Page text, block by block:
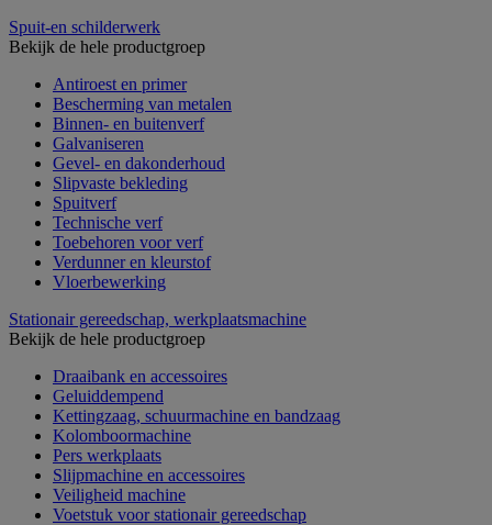
Spuit-en schilderwerk
Bekijk de hele productgroep
Antiroest en primer
Bescherming van metalen
Binnen- en buitenverf
Galvaniseren
Gevel- en dakonderhoud
Slipvaste bekleding
Spuitverf
Technische verf
Toebehoren voor verf
Verdunner en kleurstof
Vloerbewerking
Stationair gereedschap, werkplaatsmachine
Bekijk de hele productgroep
Draaibank en accessoires
Geluiddempend
Kettingzaag, schuurmachine en bandzaag
Kolomboormachine
Pers werkplaats
Slijpmachine en accessoires
Veiligheid machine
Voetstuk voor stationair gereedschap